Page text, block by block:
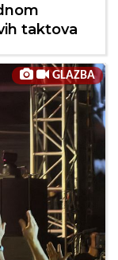
taktova
GLAZBA